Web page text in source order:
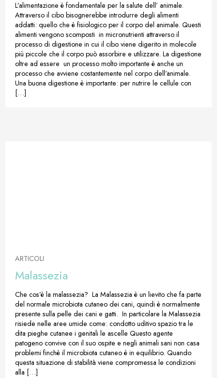
L’alimentazione è fondamentale per la salute dell’ animale.
Attraverso il cibo bisognerebbe introdurre degli alimenti
addatti: quello che è fisiologico per il corpo del animale. Questi
alimenti vengono scomposti in micronutrienti attraverso il
processo di digestione in cui il cibo viene digerito in molecole
più piccole che il corpo può assorbire e utilizzare. La digestione
oltre ad essere un processo molto importante è anche un
processo che avviene costantemente nel corpo dell’animale.
Una buona digestione è importante: per nutrire le cellule con
[…]
ARTICOLI
Malassezia
Che cos’è la malassezia? La Malassezia è un lievito che fa parte
del normale microbiota cutaneo dei cani, quindi è normalmente
presente sulla pelle dei cani e gatti. In particolare la Malassezia
risiede nelle aree umide come: condotto uditivo spazio tra le
dita pieghe cutanee i genitali le ascelle Questo agente
patogeno convive con il suo ospite e negli animali sani non casa
problemi finchè il microbiota cutaneo è in equilibrio. Quando
questa situazione di stabilità viene compromessa le condizioni
alla […]